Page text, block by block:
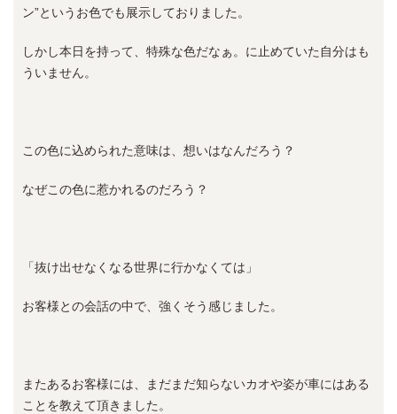
ン”というお色でも展示しておりました。
しかし本日を持って、特殊な色だなぁ。に止めていた自分はも
ういません。
この色に込められた意味は、想いはなんだろう？
なぜこの色に惹かれるのだろう？
「抜け出せなくなる世界に行かなくては」
お客様との会話の中で、強くそう感じました。
またあるお客様には、まだまだ知らないカオや姿が車にはある
ことを教えて頂きました。